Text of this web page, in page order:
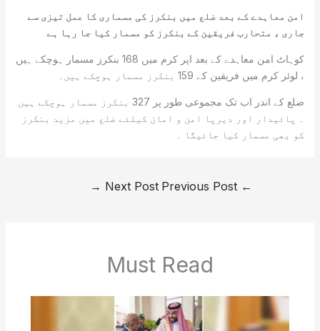
امن معاہدے کے بعد ضلع میں بنکرز کی مسماری کا عمل تیزی سے
جاری ، متحارب فریقین کے بنکرز کو مسمار کیا جا رہا ہے
کوہاٹ امن معاہدے کے بعد اپر کرم میں 168 بنکرز مسمار ہوچکے ہیں
، لوئر کرم میں فریقین کے 159 بنکرز مسمار ہوچکے ہیں۔
ضلع کے اندر اب تک مجموعی طور پر 327 بنکرز مسمار ہوچکے ہیں
۔ پائیدار اور دیرپا امن و امان کیلئے ضلع میں مزید بنکرز
کو بھی مسمار کیا جائیگا ۔
←
Next Post
→
Must Read